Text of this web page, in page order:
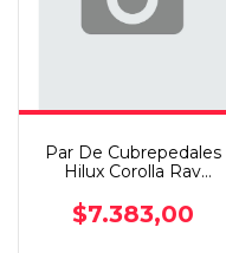
Par De Cubrepedales
Hilux Corolla Rav
$7.383,00